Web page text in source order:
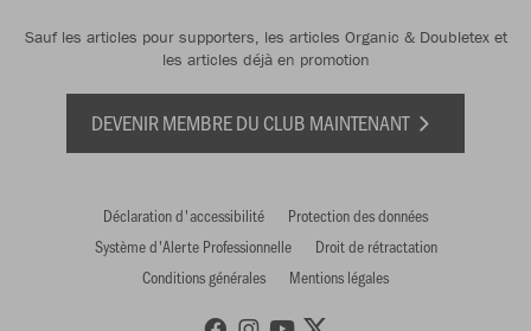
Sauf les articles pour supporters, les articles Organic & Doubletex et
les articles déjà en promotion
DEVENIR MEMBRE DU CLUB MAINTENANT
Déclaration d'accessibilité
Protection des données
Système d'Alerte Professionnelle
Droit de rétractation
Conditions générales
Mentions légales